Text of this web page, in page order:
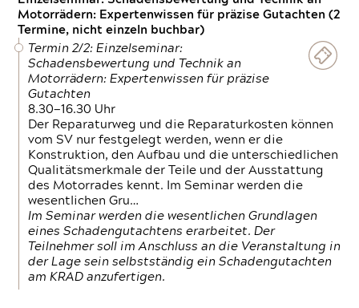
Motorrädern: Expertenwissen für präzise Gutachten (2
Termine, nicht einzeln buchbar)
Termin 2/2: Einzelseminar:
Schadensbewertung und Technik an
Motorrädern: Expertenwissen für präzise
Gutachten
8.30—16.30 Uhr
Der Reparaturweg und die Reparaturkosten können
vom SV nur festgelegt werden, wenn er die
Konstruktion, den Aufbau und die unterschiedlichen
Qualitätsmerkmale der Teile und der Ausstattung
des Motorrades kennt. Im Seminar werden die
wesentlichen Gru…
Im Seminar werden die wesentlichen Grundlagen
eines Schadengutachtens erarbeitet. Der
Teilnehmer soll im Anschluss an die Veranstaltung in
der Lage sein selbstständig ein Schadengutachten
am KRAD anzufertigen.